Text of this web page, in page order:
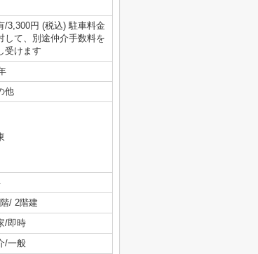
/3,300円 (税込) 駐車料金
して、別途仲介手数料を
受けます
他
/ 2階建
/即時
/一般